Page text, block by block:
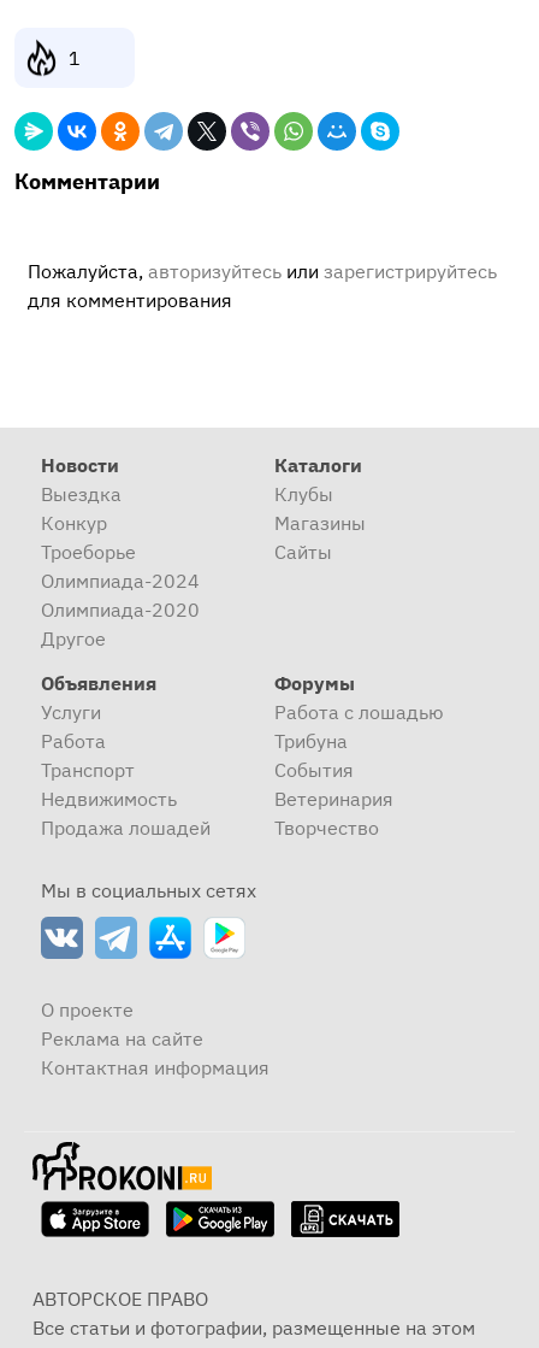
1
Комментарии
Пожалуйста, авторизуйтесь или зарегистрируйтесь
для комментирования
Новости
Выездка
Конкур
Троеборье
Олимпиада-2024
Олимпиада-2020
Другое
Каталоги
Клубы
Магазины
Сайты
Объявления
Услуги
Работа
Транспорт
Недвижимость
Продажа лошадей
Форумы
Работа с лошадью
Трибуна
События
Ветеринария
Творчество
Мы в социальных сетях
О проекте
Реклама на сайте
Контактная информация
АВТОРСКОЕ ПРАВО
Все статьи и фотографии, размещенные на этом